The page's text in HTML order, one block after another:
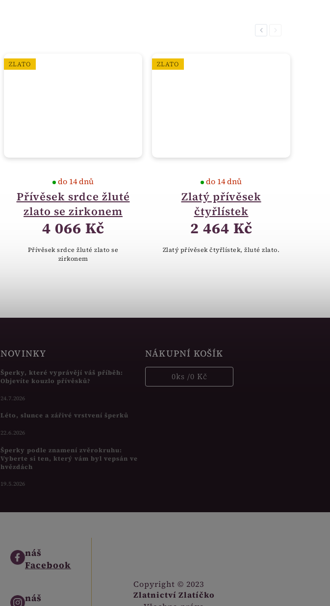
Previous
ZLATO
Přívěsek srdce žluté
zlato se zirkonem
do 14 dnů
4 066 Kč
Přívěsek srdce žluté zlato se
zirkonem
ZLATO
Zlatý přívěsek
čtyřlístek
do 14 dnů
2 464 Kč
Zlatý přívěsek čtyřlístek, žluté zlato.
Next
NOVINKY
Šperky, které vyprávějí váš příběh:
Objevíte kouzlo přívěsků?
24.7.2026
Léto, slunce a zářivé vrstvení šperků
22.6.2026
Šperky podle znamení zvěrokruhu:
Vyberte si ten, který vám byl vepsán ve
hvězdách
19.5.2026
NÁKUPNÍ KOŠÍK
0ks /0 Kč
náš
Facebook
náš
Copyright © 2023
Zlatnictví Zlatíčko